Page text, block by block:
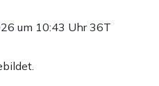
um 10:43 Uhr36T